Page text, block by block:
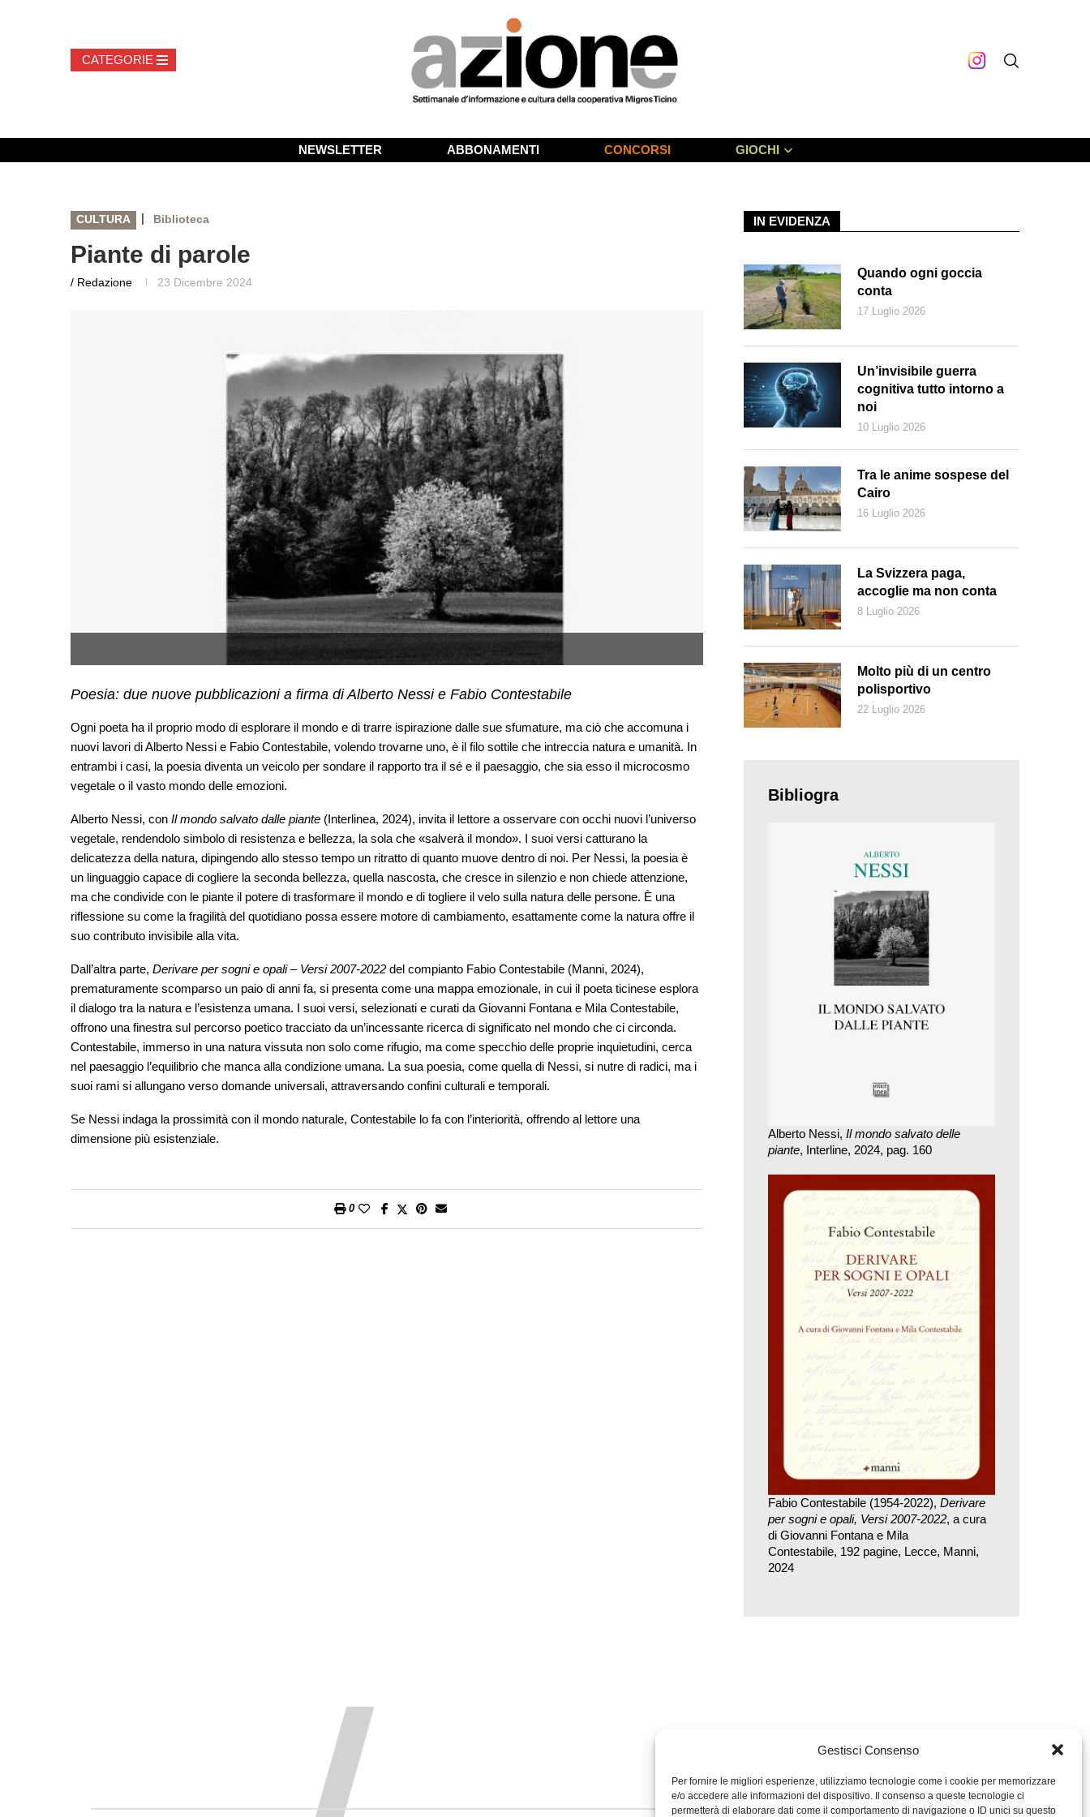
Gestisci Consenso
Per fornire le migliori esperienze, utilizziamo tecnologie come i cookie per memorizzare
e/o accedere alle informazioni del dispositivo. Il consenso a queste tecnologie ci
permetterà di elaborare dati come il comportamento di navigazione o ID unici su questo
NEWSLETTER ABBONAMENTI CONCORSI GIOCHI
CULTURA | Biblioteca
Piante di parole
/ Redazione 23 Dicembre 2024
Poesia: due nuove pubblicazioni a firma di Alberto Nessi e Fabio Contestabile
Ogni poeta ha il proprio modo di esplorare il mondo e di trarre ispirazione dalle sue sfumature, ma ciò che accomuna i
nuovi lavori di Alberto Nessi e Fabio Contestabile, volendo trovarne uno, è il filo sottile che intreccia natura e umanità. In
entrambi i casi, la poesia diventa un veicolo per sondare il rapporto tra il sé e il paesaggio, che sia esso il microcosmo
vegetale o il vasto mondo delle emozioni.
Alberto Nessi, con Il mondo salvato dalle piante (Interlinea, 2024), invita il lettore a osservare con occhi nuovi l’universo
vegetale, rendendolo simbolo di resistenza e bellezza, la sola che «salverà il mondo». I suoi versi catturano la
delicatezza della natura, dipingendo allo stesso tempo un ritratto di quanto muove dentro di noi. Per Nessi, la poesia è
un linguaggio capace di cogliere la seconda bellezza, quella nascosta, che cresce in silenzio e non chiede attenzione,
ma che condivide con le piante il potere di trasformare il mondo e di togliere il velo sulla natura delle persone. È una
riflessione su come la fragilità del quotidiano possa essere motore di cambiamento, esattamente come la natura offre il
suo contributo invisibile alla vita.
Dall’altra parte, Derivare per sogni e opali – Versi 2007-2022 del compianto Fabio Contestabile (Manni, 2024),
prematuramente scomparso un paio di anni fa, si presenta come una mappa emozionale, in cui il poeta ticinese esplora
il dialogo tra la natura e l’esistenza umana. I suoi versi, selezionati e curati da Giovanni Fontana e Mila Contestabile,
offrono una finestra sul percorso poetico tracciato da un’incessante ricerca di significato nel mondo che ci circonda.
Contestabile, immerso in una natura vissuta non solo come rifugio, ma come specchio delle proprie inquietudini, cerca
nel paesaggio l’equilibrio che manca alla condizione umana. La sua poesia, come quella di Nessi, si nutre di radici, ma i
suoi rami si allungano verso domande universali, attraversando confini culturali e temporali.
Se Nessi indaga la prossimità con il mondo naturale, Contestabile lo fa con l’interiorità, offrendo al lettore una
dimensione più esistenziale.
0
IN EVIDENZA
Quando ogni goccia
conta
17 Luglio 2026
Un’invisibile guerra
cognitiva tutto intorno a
noi
10 Luglio 2026
Tra le anime sospese del
Cairo
16 Luglio 2026
La Svizzera paga,
accoglie ma non conta
8 Luglio 2026
Molto più di un centro
polisportivo
22 Luglio 2026
Bibliogra
Alberto Nessi, Il mondo salvato delle
piante, Interline, 2024, pag. 160
Fabio Contestabile (1954-2022), Derivare
per sogni e opali, Versi 2007-2022, a cura
di Giovanni Fontana e Mila
Contestabile, 192 pagine, Lecce, Manni,
2024